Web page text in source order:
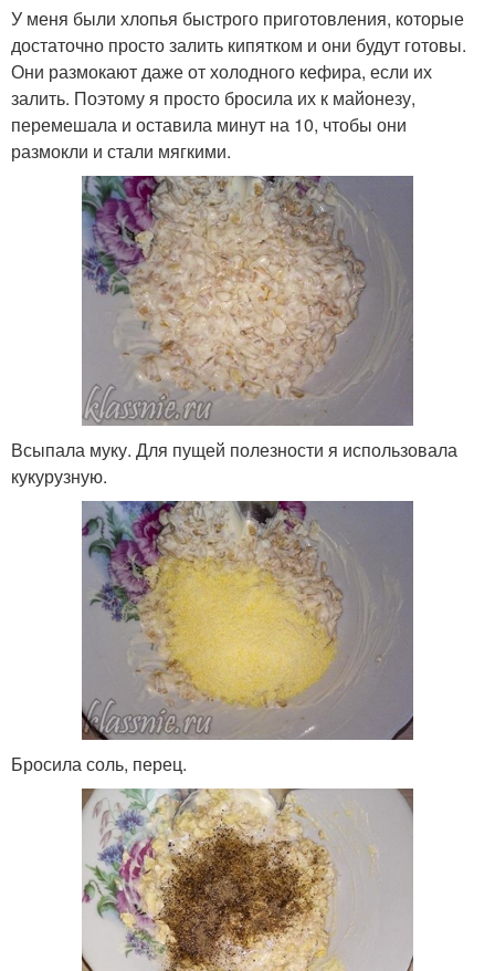
У меня были хлопья быстрого приготовления, которые
достаточно просто залить кипятком и они будут готовы.
Они размокают даже от холодного кефира, если их
залить. Поэтому я просто бросила их к майонезу,
перемешала и оставила минут на 10, чтобы они
размокли и стали мягкими.
Всыпала муку. Для пущей полезности я использовала
кукурузную.
Бросила соль, перец.